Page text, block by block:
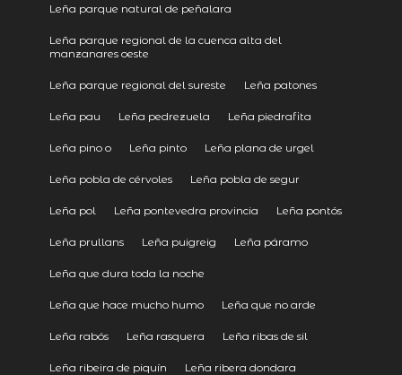
Leña parque natural de peñalara
Leña parque regional de la cuenca alta del
manzanares oeste
Leña parque regional del sureste Leña patones
Leña pau Leña pedrezuela Leña piedrafita
Leña pino o Leña pinto Leña plana de urgel
Leña pobla de cérvoles Leña pobla de segur
Leña pol Leña pontevedra provincia Leña pontós
Leña prullans Leña puigreig Leña páramo
Leña que dura toda la noche
Leña que hace mucho humo Leña que no arde
Leña rabós Leña rasquera Leña ribas de sil
Leña ribeira de piquín Leña ribera dondara